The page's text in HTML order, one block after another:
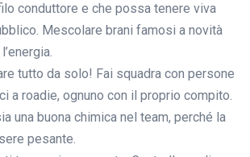
conduttore e che possa tenere viva
Mescolare brani famosi a novità
tutto da solo! Fai squadra con persone
a roadie, ognuno con il proprio compito.
una buona chimica nel team, perché la
pesante.